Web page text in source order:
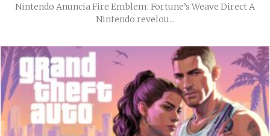
Nintendo Anuncia Fire Emblem: Fortune’s Weave Direct A
Nintendo revelou...